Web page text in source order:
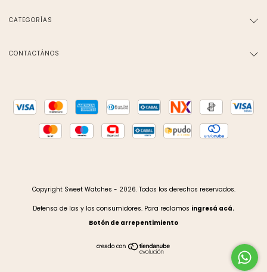
CATEGORÍAS
CONTACTÁNOS
Copyright Sweet Watches - 2026. Todos los derechos reservados.
Defensa de las y los consumidores. Para reclamos ingresá acá.
Botón de arrepentimiento